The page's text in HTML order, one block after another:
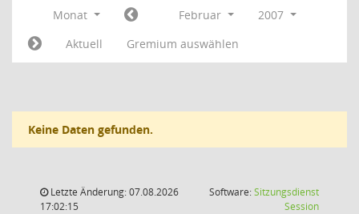
Monat Februar
2007
Aktuell
Gremium auswählen
Keine Daten gefunden.
Letzte Änderung: 07.08.2026
17:02:15
Software:Sitzungsdienst
Session(Wird in